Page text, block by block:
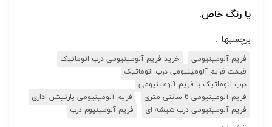
یا رنگ خاص.
برچسبها :
فریم آلومینیومی
خرید فریم آلومینیومی درب اتوماتیک
قیمت فریم آلومینیومی درب اتوماتیک
درب اتوماتیک با فریم آلومینیومی
فریم آلومینیومی 6 سانتی متری
فریم آلومینیومی پارتیشن اداری
فریم آلومینیومی درب شیشه ای
فریم آلومینیوم درب